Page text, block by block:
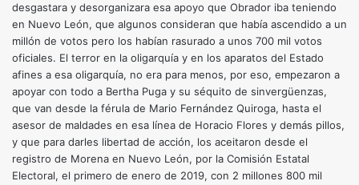
desgastara y desorganizara esa apoyo que Obrador iba teniendo
en Nuevo León, que algunos consideran que había ascendido a un
millón de votos pero los habían rasurado a unos 700 mil votos
oficiales. El terror en la oligarquía y en los aparatos del Estado
afines a esa oligarquía, no era para menos, por eso, empezaron a
apoyar con todo a Bertha Puga y su séquito de sinvergüenzas,
que van desde la férula de Mario Fernández Quiroga, hasta el
asesor de maldades en esa línea de Horacio Flores y demás pillos,
y que para darles libertad de acción, los aceitaron desde el
registro de Morena en Nuevo León, por la Comisión Estatal
Electoral, el primero de enero de 2019, con 2 millones 800 mil